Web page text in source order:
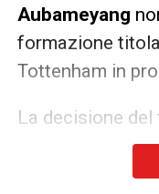
Aubameyang
formazione
Tottenham in
La decisione
sarebbe un
danni del